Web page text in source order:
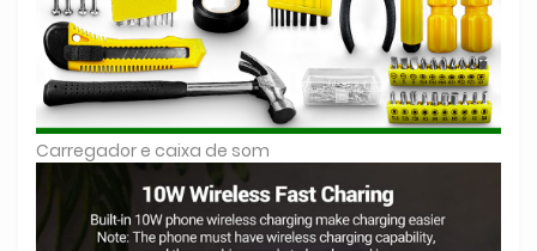
Carregador e caixa de som